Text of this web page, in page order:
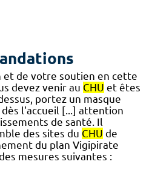
et de votre soutien en cette
devez venir au CHU et êtes
portez un masque
l'accueil [...] attention
de santé. Il
des sites du CHU de
du plan Vigipirate
mesures suivantes :